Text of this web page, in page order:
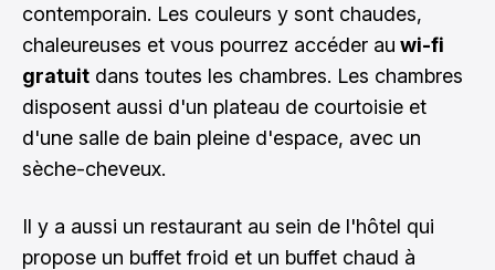
contemporain. Les couleurs y sont chaudes,
chaleureuses et vous pourrez accéder au wi-fi
gratuit dans toutes les chambres. Les chambres
disposent aussi d'un plateau de courtoisie et
d'une salle de bain pleine d'espace, avec un
sèche-cheveux.
Il y a aussi un restaurant au sein de l'hôtel qui
propose un buffet froid et un buffet chaud à